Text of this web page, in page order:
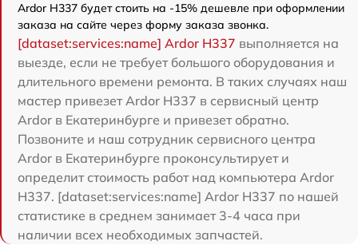
Ardor H337 будет стоить на -15% дешевле при оформлении
заказа на сайте через форму заказа звонка.
[dataset:services:name] Ardor H337 выполняется на
выезде, если не требует большого оборудования и
длительного времени ремонта. В таких случаях наш
мастер привезет Ardor H337 в сервисный центр
Ardor в Екатеринбурге и привезет обратно.
Позвоните и наш сотрудник сервисного центра
Ardor в Екатеринбурге проконсультирует и
определит стоимость работ над компьютера Ardor
H337. [dataset:services:name] Ardor H337 по нашей
статистике в среднем занимает 3-4 часа при
наличии всех необходимых запчастей.